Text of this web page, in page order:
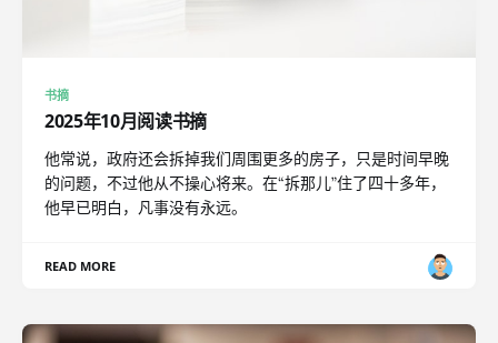
书摘
2025年10月阅读书摘
他常说，政府还会拆掉我们周围更多的房子，只是时间早晚
的问题，不过他从不操心将来。在“拆那儿”住了四十多年，
他早已明白，凡事没有永远。
READ MORE